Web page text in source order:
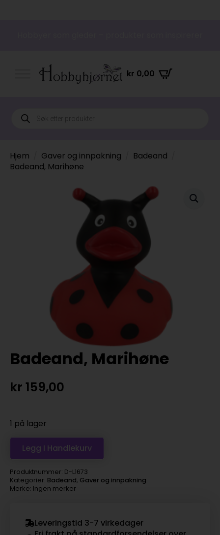
kr 0,00
Products
search
Hjem Gaver og innpakning
Badeand
Badeand, Marihøne
Badeand, Marihøne
kr 159,00
1 på lager
Legg I Handlekurv
Produktnummer: D-L1673
Kategorier: Badeand, Gaver og innpakning
Merke: Ingen merker
Leveringstid 3-7 virkedager